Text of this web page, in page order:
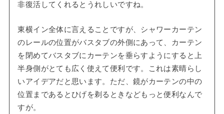
非復活してくれるとうれしいですね。
東横イン全体に言えることですが、シャワーカーテン
のレールの位置がバスタブの外側にあって、カーテン
を閉めてバスタブにカーテンを垂らすようにすると上
半身側がとても広く使えて便利です。これは素晴らし
いアイデアだと思います。ただ、鏡がカーテンの中の
位置まであるとひげを剃るときなどもっと便利なんで
すが。